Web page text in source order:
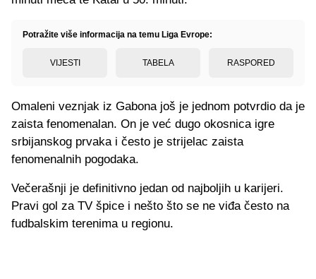
Potražite više informacija na temu Liga Evrope:
VIJESTI TABELA RASPORED
Omaleni veznjak iz Gabona još je jednom potvrdio da je
zaista fenomenalan. On je već dugo okosnica igre
srbijanskog prvaka i često je strijelac zaista
fenomenalnih pogodaka.
Večerašnji je definitivno jedan od najboljih u karijeri.
Pravi gol za TV špice i nešto što se ne viđa često na
fudbalskim terenima u regionu.